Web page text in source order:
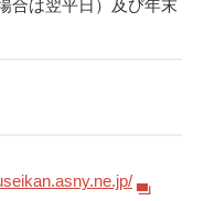
合は翌平日）及び年末